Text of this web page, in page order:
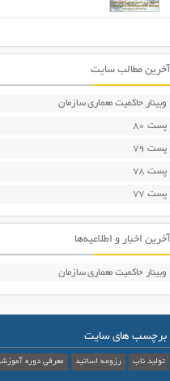
آخرین مطالب سایت
وبینار حاکمیت معماری سازمان
پست 80
پست 79
پست 78
پست 77
آخرین اخبار و اطلاعیه‌ها
وبینار حاکمیت معماری سازمان
برچسب های سایت
تولید ناب رزومه اساتید معرفی دوره